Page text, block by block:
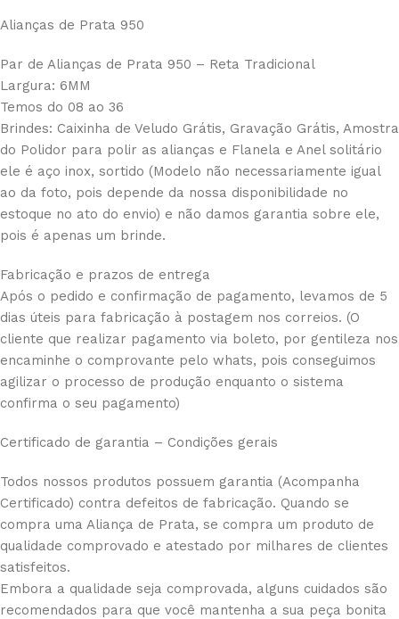
Alianças de Prata 950
Par de Alianças de Prata 950 – Reta Tradicional
Largura: 6MM
Temos do 08 ao 36
Brindes: Caixinha de Veludo Grátis, Gravação Grátis, Amostra
do Polidor para polir as alianças e Flanela e Anel solitário
ele é aço inox, sortido (Modelo não necessariamente igual
ao da foto, pois depende da nossa disponibilidade no
estoque no ato do envio) e não damos garantia sobre ele,
pois é apenas um brinde.
Fabricação e prazos de entrega
Após o pedido e confirmação de pagamento, levamos de 5
dias úteis para fabricação à postagem nos correios. (O
cliente que realizar pagamento via boleto, por gentileza nos
encaminhe o comprovante pelo whats, pois conseguimos
agilizar o processo de produção enquanto o sistema
confirma o seu pagamento)
Certificado de garantia – Condições gerais
Todos nossos produtos possuem garantia (Acompanha
Certificado) contra defeitos de fabricação. Quando se
compra uma Aliança de Prata, se compra um produto de
qualidade comprovado e atestado por milhares de clientes
satisfeitos.
Embora a qualidade seja comprovada, alguns cuidados são
recomendados para que você mantenha a sua peça bonita